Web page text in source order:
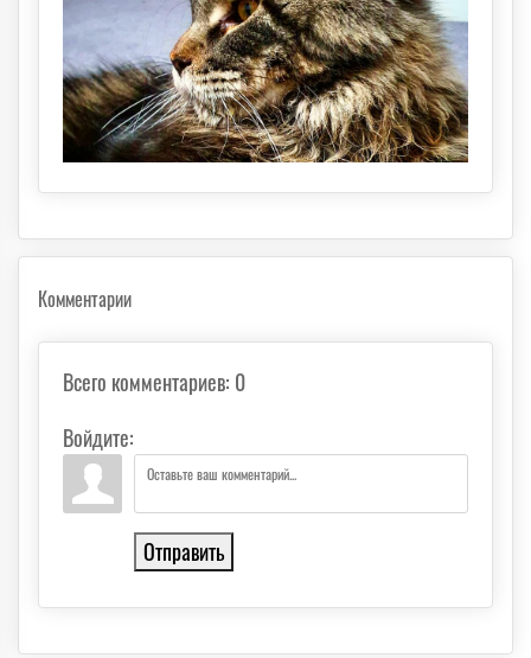
Комментарии
Всего комментариев: 0
Войдите:
Отправить